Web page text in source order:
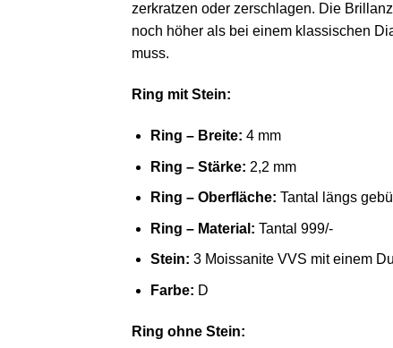
zerkratzen oder zerschlagen. Die
noch höher als bei einem klassischen
muss.
Ring mit Stein:
Ring – Breite: 4 mm
Ring – Stärke: 2,2 mm
Ring – Oberfläche: Tantal längs
Ring – Material: Tantal 999/-
Stein: 3 Moissanite VVS mit einem
Farbe: D
Ring ohne Stein: